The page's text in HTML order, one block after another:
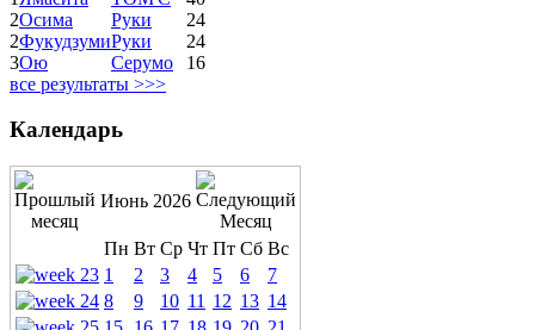
2Осима Руки
24
2ФукудзумиРуки
24
3Ою Серумо
16
все результаты >>>
Календарь
Июнь 2026
Пн Вт Ср Чт Пт Сб Вс
1
2 3 4 5 6
7
8
9 10 11 12 13 14